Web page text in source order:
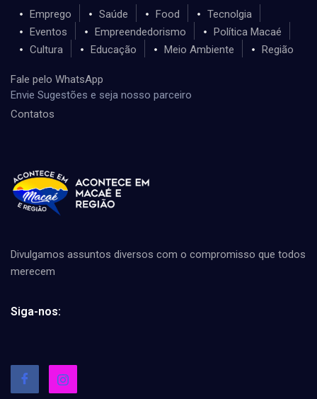
Emprego Saúde Food
Tecnolgia
Eventos
Empreendedorismo
Política Macaé
Cultura
Educação Meio Ambiente Região
Fale pelo WhatsApp
Envie Sugestões e seja nosso parceiro
Contatos
Divulgamos assuntos diversos com o compromisso que todos
merecem
Siga-nos: